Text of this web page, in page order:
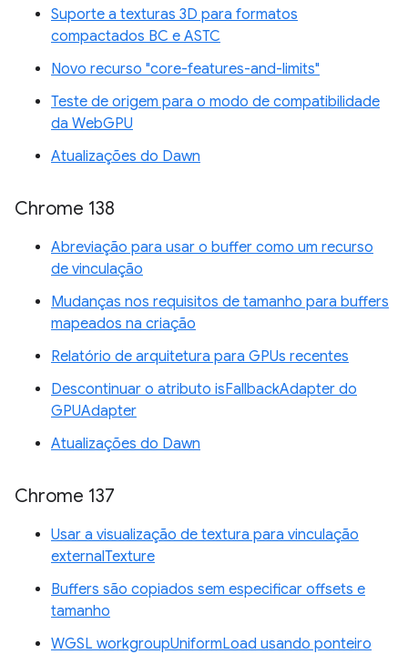
Suporte a texturas 3D para formatos
compactados BC e ASTC
Novo recurso "core-features-and-limits"
Teste de origem para o modo de compatibilidade
da WebGPU
Atualizações do Dawn
Chrome 138
Abreviação para usar o buffer como um recurso
de vinculação
Mudanças nos requisitos de tamanho para buffers
mapeados na criação
Relatório de arquitetura para GPUs recentes
Descontinuar o atributo isFallbackAdapter do
GPUAdapter
Atualizações do Dawn
Chrome 137
Usar a visualização de textura para vinculação
externalTexture
Buffers são copiados sem especificar offsets e
tamanho
WGSL workgroupUniformLoad usando ponteiro